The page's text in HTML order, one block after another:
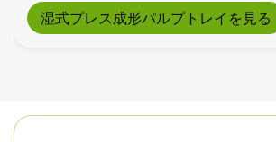
湿式プレス成形パルプトレイを見る